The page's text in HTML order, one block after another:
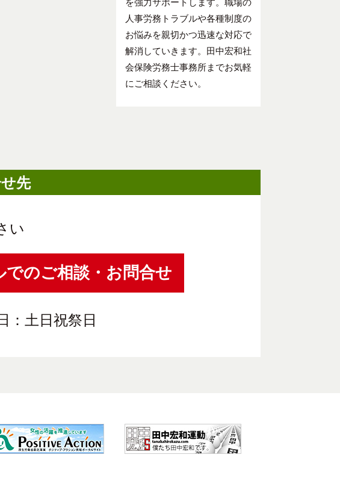
を強力サポートします。職場の
人事労務トラブルや各種制度の
お悩みを親切かつ迅速な対応で
解消していきます。田中宏和社
会保険労務士事務所までお気軽
にご相談ください。
先
い
でのご相談・お問合せ
：土日祝祭日